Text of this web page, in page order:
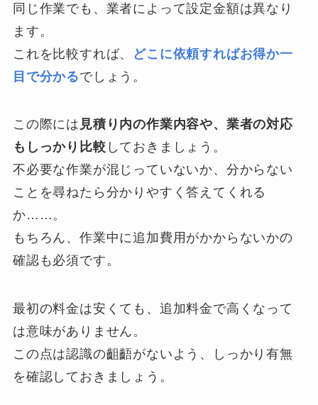
同じ作業でも、業者によって設定金額は異なり
ます。
これを比較すれば、
どこに依頼すればお得か一
目で分かるでしょう。
この際には 見積り内の作業内容や、業者の対応
もしっかり比較 しておきましょう。
不必要な作業が混じっていないか、分からない
ことを尋ねたら分かりやすく答えてくれる
か……。
もちろん、作業中に追加費用がかからないかの
確認も必須です。
最初の料金は安くても、追加料金で高くなって
は意味がありません。
この点は認識の齟齬がないよう、しっかり有無
を確認しておきましょう。